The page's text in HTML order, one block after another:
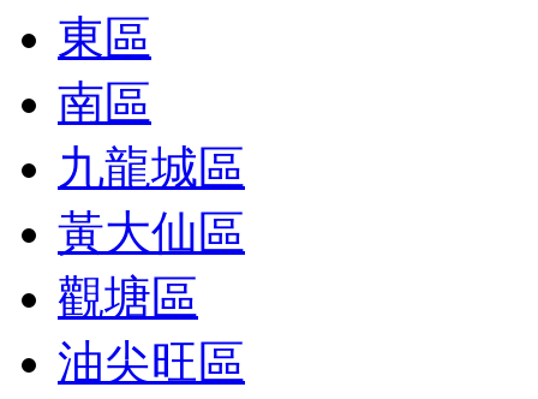
東區
南區
九龍城區
黃大仙區
觀塘區
油尖旺區